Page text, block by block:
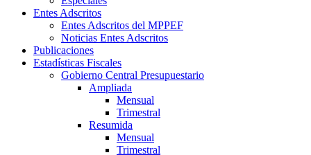
Entes Adscritos
Entes Adscritos del MPPEF
Noticias Entes Adscritos
Publicaciones
Estadísticas Fiscales
Gobierno Central Presupuestario
Ampliada
Mensual
Trimestral
Resumida
Mensual
Trimestral